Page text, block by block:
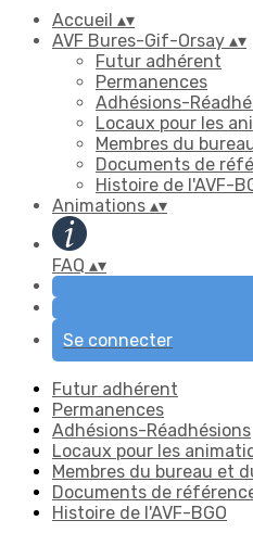
Accueil ▴▾
AVF Bures-Gif-Orsay ▴▾
Futur adhérent
Permanences
Adhésions-
Locaux pour les
Membres du
Documents de
Histoire de l'AVF-
Animations ▴▾
FAQ ▴▾
Se connecter
Futur adhérent
Permanences
Adhésions-Réadhésions
Locaux pour les
Membres du bureau et
Documents de
Histoire de l'AVF-BGO